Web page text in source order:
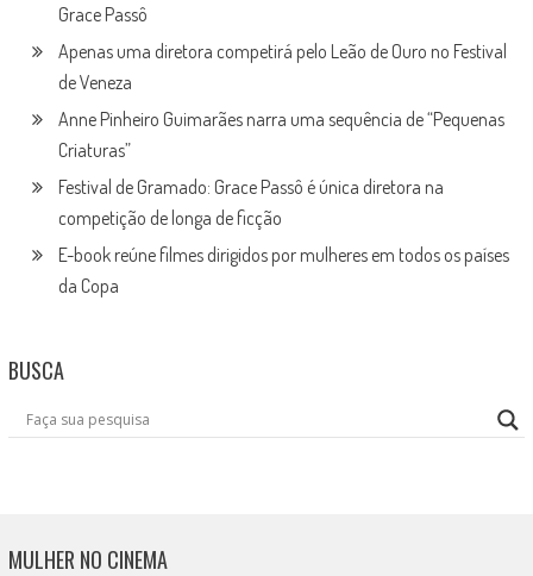
Grace Passô
Apenas uma diretora competirá pelo Leão de Ouro no Festival
de Veneza
Anne Pinheiro Guimarães narra uma sequência de “Pequenas
Criaturas”
Festival de Gramado: Grace Passô é única diretora na
competição de longa de ficção
E-book reúne filmes dirigidos por mulheres em todos os países
da Copa
BUSCA
MULHER NO CINEMA